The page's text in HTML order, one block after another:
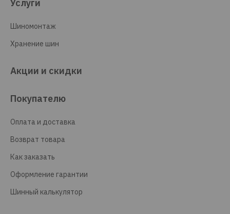
Услуги
Шиномонтаж
Хранение шин
Акции и скидки
Покупателю
Оплата и доставка
Возврат товара
Как заказать
Оформление гарантии
Шинный калькулятор